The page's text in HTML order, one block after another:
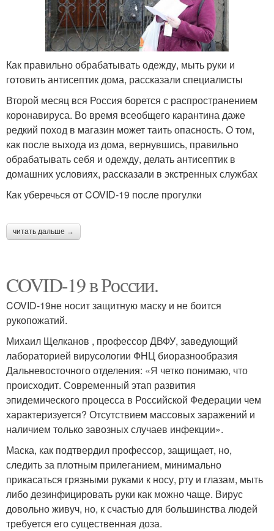
Как правильно обрабатывать одежду, мыть руки и
готовить антисептик дома, рассказали специалисты
Второй месяц вся Россия борется с распространением
коронавируса. Во время всеобщего карантина даже
редкий поход в магазин может таить опасность. О том,
как после выхода из дома, вернувшись, правильно
обрабатывать себя и одежду, делать антисептик в
домашних условиях, рассказали в экстренных службах
Как уберечься от COVID-19 после прогулки
читать дальше →
COVID-19 в России.
COVID-19не носит защитную маску и не боится
рукопожатий.
Михаил Щелканов , профессор ДВФУ, заведующий
лабораторией вирусологии ФНЦ биоразнообразия
Дальневосточного отделения: «Я четко понимаю, что
происходит. Современный этап развития
эпидемического процесса в Российской Федерации чем
характеризуется? Отсутствием массовых заражений и
наличием только завозных случаев инфекции».
Маска, как подтвердил профессор, защищает, но,
следить за плотным прилеганием, минимально
прикасаться грязными руками к носу, рту и глазам, мыть
либо дезинфицировать руки как можно чаще. Вирус
довольно живуч, но, к счастью для большинства людей
требуется его существенная доза.